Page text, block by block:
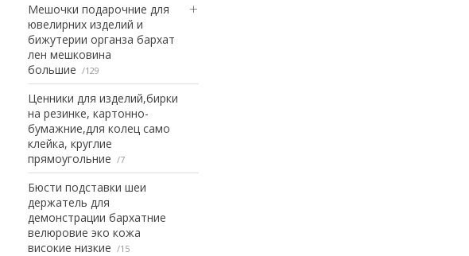
Мешочки подарочние для
ювелирних изделий и
бижутерии органза бархат
лен мешковина
большие
129
Ценники для изделий,бирки
на резинке, картонно-
бумажние,для колец само
клейка, круглие
прямоугольние
7
Бюсти подставки шеи
держатель для
демонстрации бархатние
велюровие эко кожа
високие низкие
15